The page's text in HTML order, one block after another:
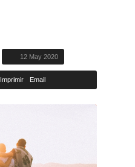
12 May 2020
Imprimir Email